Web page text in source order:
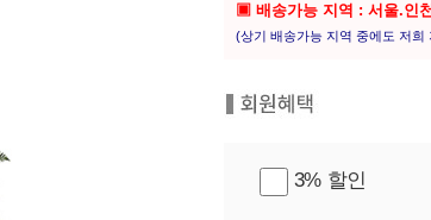
▣ 배송가능 지역 : 서울.인
(상기 배송가능 지역 중에도 저희
3% 할인